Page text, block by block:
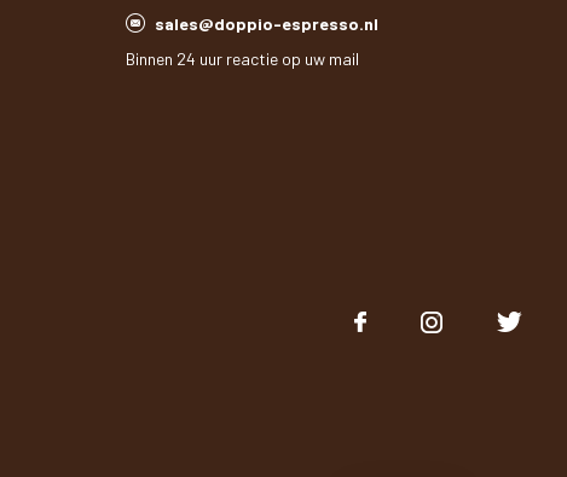
sales@doppio-espresso.nl
Binnen 24 uur reactie op uw mail